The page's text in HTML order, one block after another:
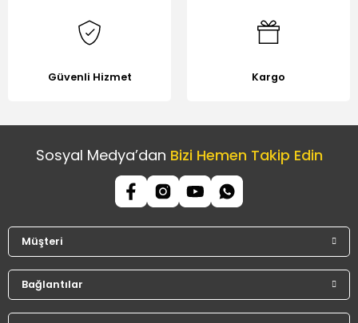
Güvenli Hizmet Kargo
Sosyal Medya’dan Bizi Hemen Takip Edin
Müşteri
Bağlantılar